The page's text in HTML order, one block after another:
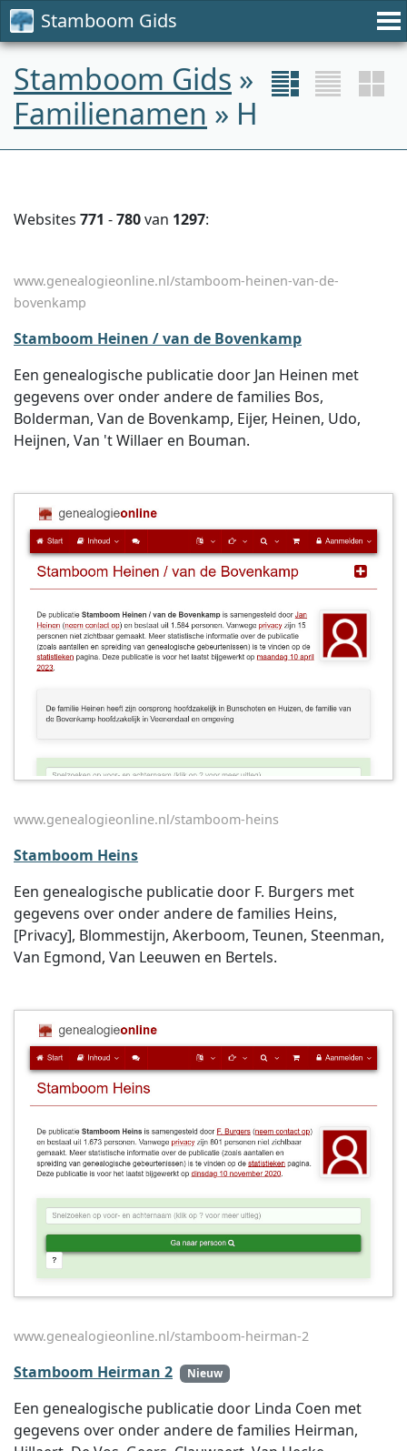
Stamboom Gids
Stamboom Gids »
Familienamen » H
Websites 771 -780van 1297:
www.genealogieonline.nl/stamboom-heinen-van-de-
bovenkamp
Stamboom Heinen / van de Bovenkamp
Een genealogische publicatie door Jan Heinen met
gegevens over onder andere de families Bos,
Bolderman, Van de Bovenkamp, Eijer, Heinen, Udo,
Heijnen, Van 't Willaer en Bouman.
www.genealogieonline.nl/stamboom-heins
Stamboom Heins
Een genealogische publicatie door F. Burgers met
gegevens over onder andere de families Heins,
[Privacy], Blommestijn, Akerboom, Teunen, Steenman,
Van Egmond, Van Leeuwen en Bertels.
www.genealogieonline.nl/stamboom-heirman-2
Stamboom Heirman 2 Nieuw
Een genealogische publicatie door Linda Coen met
gegevens over onder andere de families Heirman,